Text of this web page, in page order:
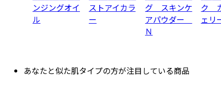
ンジングオイ
ル
ストアイカラ
ー
グ スキンケ
アパウダー
Ｎ
ク
ェ
あなたと似た肌タイプの方が注目している商品